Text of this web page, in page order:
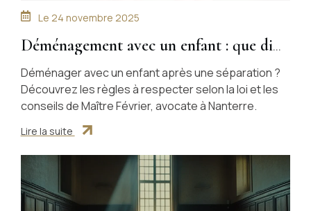
Le 24 novembre 2025
Déménagement avec un enfant : que dit
la loi ?
Déménager avec un enfant après une séparation ?
Découvrez les règles à respecter selon la loi et les
conseils de Maître Février, avocate à Nanterre.
Lire la suite